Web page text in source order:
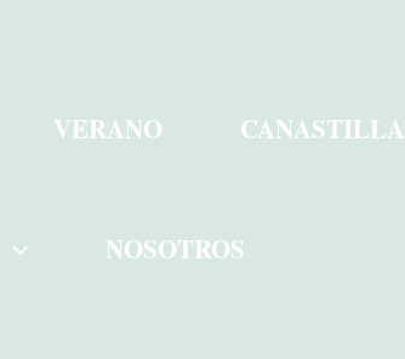
VERANO CANASTILLA
NOSOTROS